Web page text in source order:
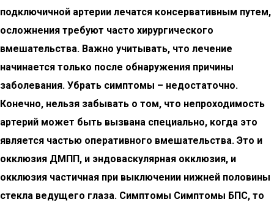
подключичной артерии лечатся консервативным путем,
осложнения требуют часто хирургического
вмешательства. Важно учитывать, что лечение
начинается только после обнаружения причины
заболевания. Убрать симптомы – недостаточно.
Конечно, нельзя забывать о том, что непроходимость
артерий может быть вызвана специально, когда это
является частью оперативного вмешательства. Это и
окклюзия ДМПП, и эндоваскулярная окклюзия, и
окклюзия частичная при выключении нижней половины
стекла ведущего глаза. Симптомы Симптомы БПС, то